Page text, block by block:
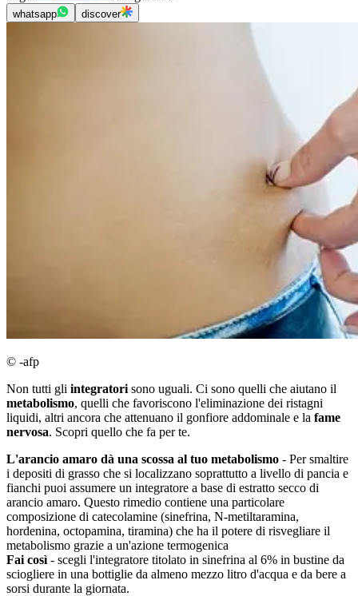
whatsapp discover
© -afp
Non tutti gli integratori sono uguali. Ci sono quelli che aiutano il
metabolismo, quelli che favoriscono l'eliminazione dei ristagni
liquidi, altri ancora che attenuano il gonfiore addominale e la fame
nervosa. Scopri quello che fa per te.
L'arancio amaro dà una scossa al tuo metabolismo - Per smaltire
i depositi di grasso che si localizzano soprattutto a livello di pancia e
fianchi puoi assumere un integratore a base di estratto secco di
arancio amaro. Questo rimedio contiene una particolare
composizione di catecolamine (sinefrina, N-metiltaramina,
hordenina, octopamina, tiramina) che ha il potere di risvegliare il
metabolismo grazie a un'azione termogenica
Fai così - scegli l'integratore titolato in sinefrina al 6% in bustine da
sciogliere in una bottiglie da almeno mezzo litro d'acqua e da bere a
sorsi durante la giornata.